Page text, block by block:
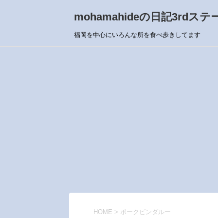
mohamahideの日記3rdステ
福岡を中心にいろんな所を食べ歩きしてます
HOME > ポークビンダルー